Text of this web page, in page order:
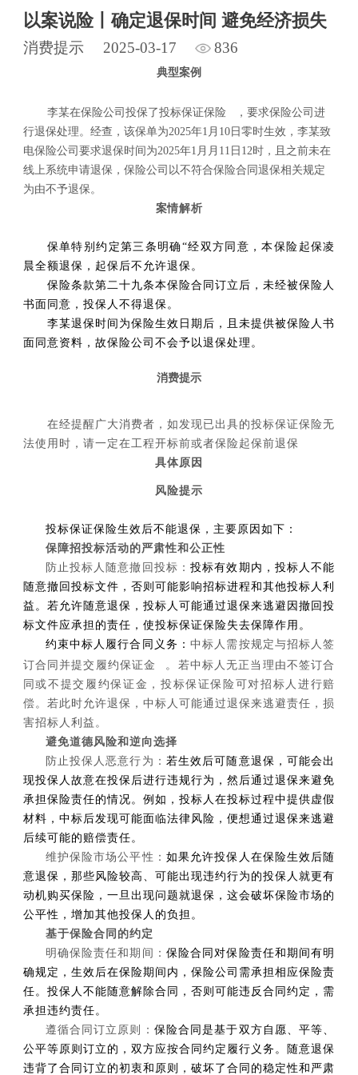
以案说险丨确定退保时间 避免经济损失
消费提示 2025-03-17 836
典型案例
李某在保险公司投保了投标保证保险
，要求保险公司进
行退保处理。经查，该保单为2025年1月10日零时生效，李某致
电保险公司要求退保时间为2025年1月月11日12时，且之前未在
线上 系统申请退保，保险公司以不符合保险合同退保相关规定
为由不予退保。
案情解析
保单特别约定第三条明确“经双方同意，本保险起保凌
晨全额退保，起保后不允许退保。
保险条款第二十九条本保险合同订立后，未经被保险人
书面同意，投保人不得退保。
李某退保时间为保险生效日期后，且未提供被保险人书
面同意资料，故保险公司不会予以退保处理。
消费提示
在经提醒广大消费者，如发现已出具的投标保证保险无
法使用时，请一定在工程开标前或者保险起保前退保
具体原因
风险提示
投标保证保险生效后不能退保，主要原因如下：
保障招投标活动的严肃性和公正性
防止投标人随意撤回投标：投标有效期内，投标人不能
随意撤回投标文件，否则可能影响招标进程和其他投标人利
益。若允许随意退保，投标人可能通过退保来逃避因撤回投
标文件应承担的责任，使投标保证保险失去保障作用。
约束中标人履行合同义务：中标人需按规定与招标人签
订合同并提交 履约保证金
。若中标人无正当理由不签订合
同或不提交履约保证金，投标保证保险可对招标人进行赔
偿。若此时允许退保，中标人可能通过退保来逃避责任，损
害招标人利益。
避免道德风险和逆向选择
防止投保人恶意行为： 若生效后可随意退保，可能会出
现投保人故意在投保后进行违规行为，然后通过退保来避免
承担保险责任的情况。例如，投标人在投标过程中提供虚假
材料，中标后发现可能面临法律风险，便想通过退保来逃避
后续可能的赔偿责任。
维护保险市场公平性： 如果允许投保人在保险生效后随
意退保，那些风险较高、可能出现违约行为的投保人就更有
动机购买保险，一旦出现问题就退保，这会破坏保险市场的
公平性，增加其他投保人的负担。
基于保险合同的约定
明确保险责任和期间： 保险合同对保险责任和期间有明
确规定，生效后在保险期间内，保险公司需承担相应保险责
任。投保人不能随意解除合同，否则可能违反合同约定，需
承担违约责任。
遵循合同订立原则： 保险合同是基于双方自愿、平等、
公平等原则订立的，双方应按合同约定履行义务。随意退保
违背了合同订立的初衷和原则，破坏了合同的稳定性和严肃